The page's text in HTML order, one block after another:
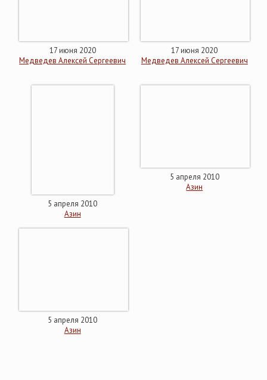
17 июня 2020
Медведев Алексей Сергеевич
17 июня 2020
Медведев Алексей Сергеевич
5 апреля 2010
Азин
5 апреля 2010
Азин
5 апреля 2010
Азин